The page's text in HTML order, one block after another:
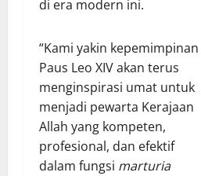
di era modern ini.
“Kami yakin kepemimpinan
Paus Leo XIV akan terus
menginspirasi umat untuk
menjadi pewarta Kerajaan
Allah yang kompeten,
profesional, dan efektif
dalam fungsi marturia